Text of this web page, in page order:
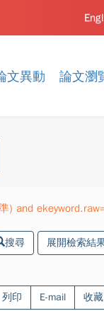
文異動 論文瀏
) and
搜尋 展開檢索結
列印 E-mail 收藏